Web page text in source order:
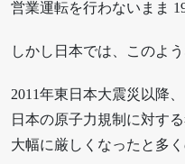
営業運転を行わないまま
しかし日本では、このよ
2011年東日本大震災以降、
日本の原子力規制に対する
大幅に厳しくなったと多